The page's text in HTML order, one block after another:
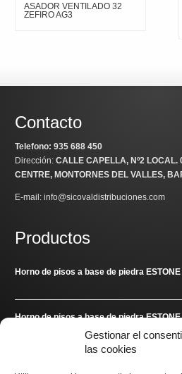
Gestionar el
las cookies
ASADOR VENTILADO 32
ZEFIRO AG3
Contacto
Telefono: 935 688 450
Dirección:CALLE CAPELLA, Nº2 LOCAL.
CENTRE, MONTORNES DEL VALLES,
E-mail: info@sicovaldistribuciones.com
Productos
Horno de pisos a base de piedra
Horno de pisos a base de piedra